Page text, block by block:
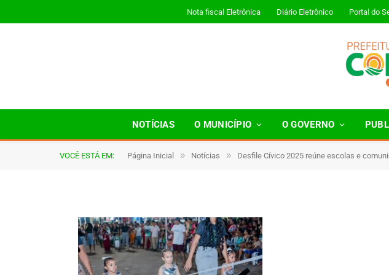
Nota fiscal Eletrônica Diário Eletrônico Portal do
NOTÍCIAS O MUNICÍPIO O GOVERNO
VOCÊ ESTÁ EM: Página Inicial » Notícias » Desfile Cívico 2025 reúne escolas e